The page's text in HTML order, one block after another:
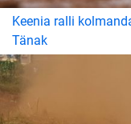
Keenia ralli
Tänak